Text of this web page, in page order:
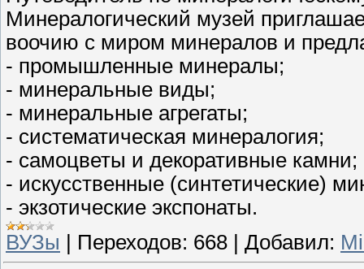
Минералогический музей
воочию с миром минералов и
- промышленные минералы;
- минеральные виды;
- минеральные агрегаты;
- систематическая минералогия;
- самоцветы и декоративные камни;
- искусственные (синтетические)
- экзотические экспонаты.
ВУЗы
Переходов: 668 Добавил: